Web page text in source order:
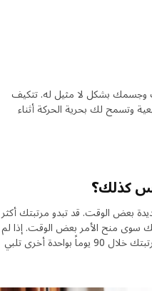
بشكل لا مثيل له. تتكيف
لك بحرية الحركة أثناء
كذلك؟
الوقت. قد تبدو مرتبتك أكثر
منح الأمر بعض الوقت. إذا لم
تشعر بالرضاء بعد ذلك، يمكنك استبدال مرتبتك خلال 90 يوماً بواحدة أخرى تلبي